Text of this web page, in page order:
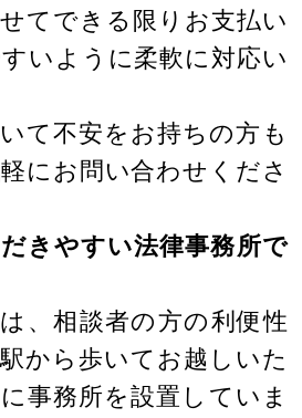
てできる限りお支払い
いように柔軟に対応い
て不安をお持ちの方も
にお問い合わせくださ
やすい法律事務所で
、相談者の方の利便性
から歩いてお越しいた
事務所を設置していま